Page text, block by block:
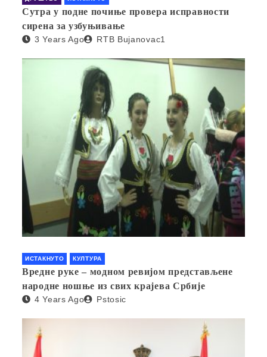
Сутра у подне почиње провера исправности
сирена за узбуњивање
3 Years Ago RTB Bujanovac1
ИСТАКНУТО КУЛТУРА
Вредне руке – модном ревијом представљене
народне ношње из свих крајева Србије
4 Years Ago Pstosic